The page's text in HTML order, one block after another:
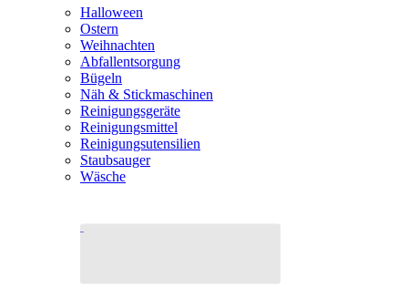
Halloween
Ostern
Weihnachten
Abfallentsorgung
Bügeln
Näh & Stickmaschinen
Reinigungsgeräte
Reinigungsmittel
Reinigungsutensilien
Staubsauger
Wäsche